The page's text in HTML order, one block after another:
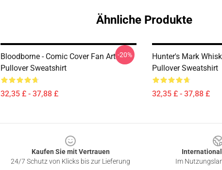
Ähnliche Produkte
Bloodborne - Comic Cover Fan Art
Pullover Sweatshirt
32,35 £ - 37,88 £
-20%
Hunter's Mark
Pullover Sweatshirt
32,35 £ - 37,88 £
Kaufen Sie mit Vertrauen
24/7 Schutz von Klicks bis zur Lieferung
Im